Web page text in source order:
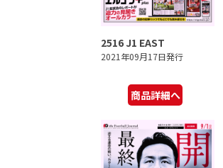
2516 J1 EAST
2021年09月17日発行
商品詳細へ